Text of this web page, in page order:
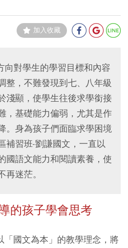
加入收藏
向對學生的學習目標和內容
整，不難發現到七、八年級
淺顯，使學生往後求學銜接
，基礎能力偏弱，尤其是作
。身為孩子們面臨求學困境
補習班-劉謙國文，一直以
國語文能力和閱讀素養，使
迷茫。
的孩子學會思考
「國文為本」的教學理念，將